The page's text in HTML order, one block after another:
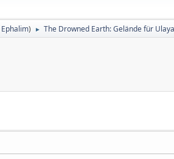
Ephalim) ► The Drowned Earth: Gelände für Ulaya